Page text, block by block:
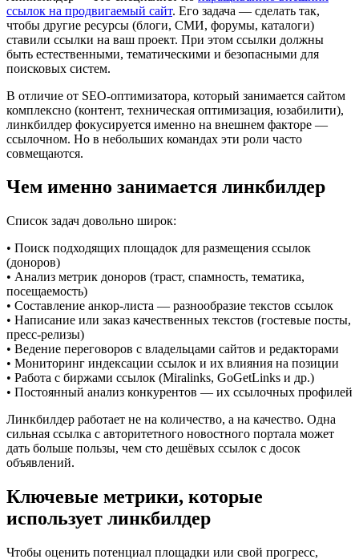
ссылок на продвигаемый сайт. Его задача — сделать так,
чтобы другие ресурсы (блоги, СМИ, форумы, каталоги)
ставили ссылки на ваш проект. При этом ссылки должны
быть естественными, тематическими и безопасными для
поисковых систем.
В отличие от SEO-оптимизатора, который занимается сайтом
комплексно (контент, техническая оптимизация, юзабилити),
линкбилдер фокусируется именно на внешнем факторе —
ссылочном. Но в небольших командах эти роли часто
совмещаются.
Чем именно занимается линкбилдер
Список задач довольно широк:
• Поиск подходящих площадок для размещения ссылок
(доноров)
• Анализ метрик доноров (траст, спамность, тематика,
посещаемость)
• Составление анкор-листа — разнообразие текстов ссылок
• Написание или заказ качественных текстов (гостевые посты,
пресс-релизы)
• Ведение переговоров с владельцами сайтов и редакторами
• Мониторинг индексации ссылок и их влияния на позиции
• Работа с биржами ссылок (Miralinks, GoGetLinks и др.)
• Постоянный анализ конкурентов — их ссылочных профилей
Линкбилдер работает не на количество, а на качество. Одна
сильная ссылка с авторитетного новостного портала может
дать больше пользы, чем сто дешёвых ссылок с досок
объявлений.
Ключевые метрики, которые
использует линкбилдер
Чтобы оценить потенциал площадки или свой прогресс,